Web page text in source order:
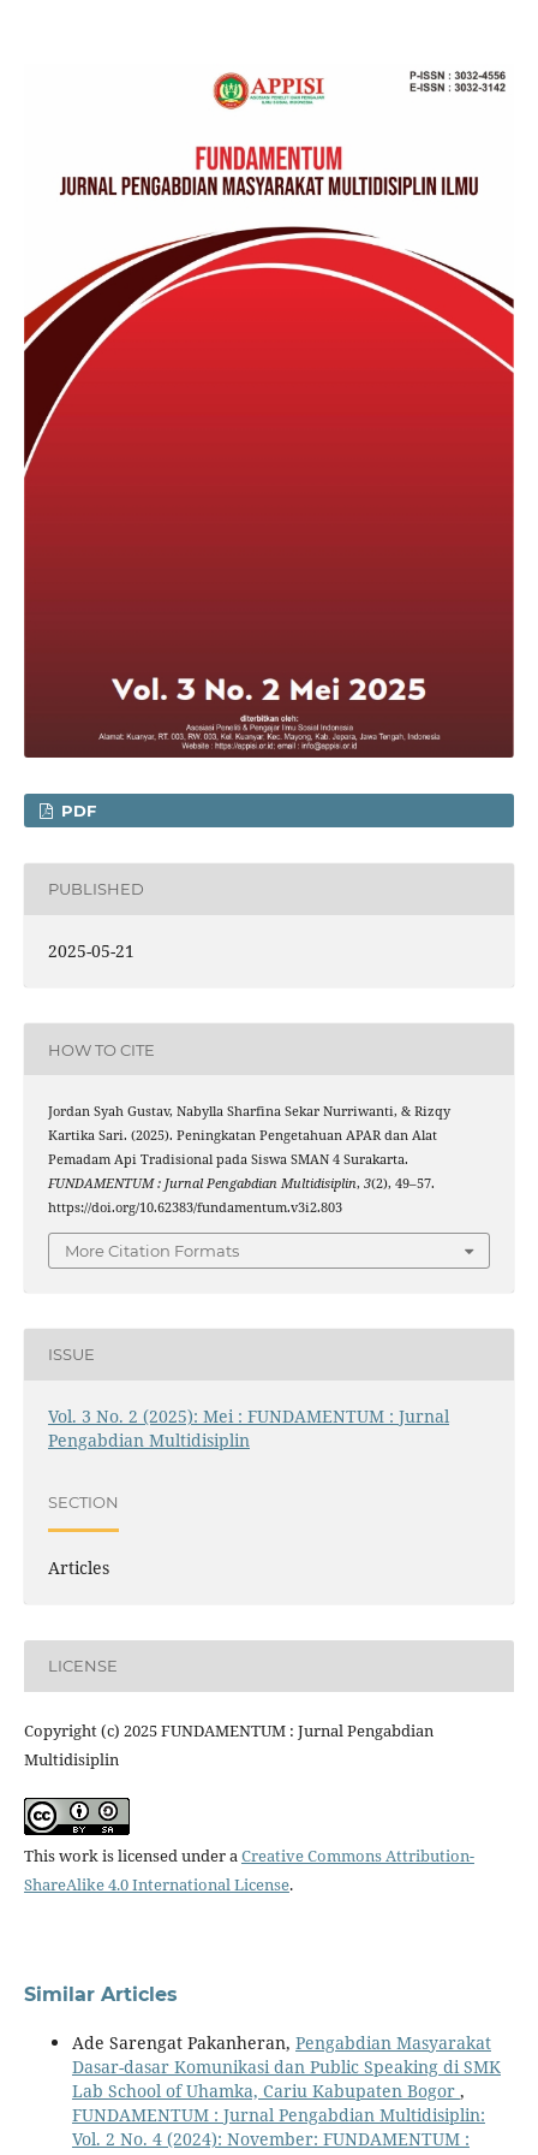
PDF
PUBLISHED
2025-05-21
HOW TO CITE
Jordan Syah Gustav, Nabylla Sharfina Sekar Nurriwanti, & Rizqy
Kartika Sari. (2025). Peningkatan Pengetahuan APAR dan Alat
Pemadam Api Tradisional pada Siswa SMAN 4 Surakarta.
FUNDAMENTUM : Jurnal Pengabdian Multidisiplin, 3(2), 49–57.
https://doi.org/10.62383/fundamentum.v3i2.803
More Citation Formats
ISSUE
Vol. 3 No. 2 (2025): Mei : FUNDAMENTUM : Jurnal
Pengabdian Multidisiplin
SECTION
Articles
LICENSE
Copyright (c) 2025 FUNDAMENTUM : Jurnal Pengabdian
Multidisiplin
This work is licensed under aCreative Commons Attribution-
ShareAlike 4.0 International License.
Similar Articles
Ade Sarengat Pakanheran, Pengabdian Masyarakat
Dasar-dasar Komunikasi dan Public Speaking di SMK
Lab School of Uhamka, Cariu Kabupaten Bogor ,
FUNDAMENTUM : Jurnal Pengabdian Multidisiplin:
Vol. 2 No. 4 (2024): November: FUNDAMENTUM :